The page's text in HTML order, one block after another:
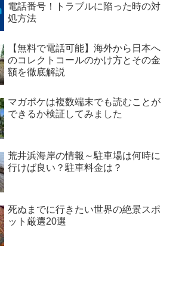
電話番号！トラブルに陥った時の対
処方法
【無料で電話可能】海外から日本へ
のコレクトコールのかけ方とその金
額を徹底解説
マガポケは複数端末でも読むことが
できるか検証してみました
荒井浜海岸の情報～駐車場は何時に
行けば良い？駐車料金は？
死ぬまでに行きたい世界の絶景スポ
ット厳選20選